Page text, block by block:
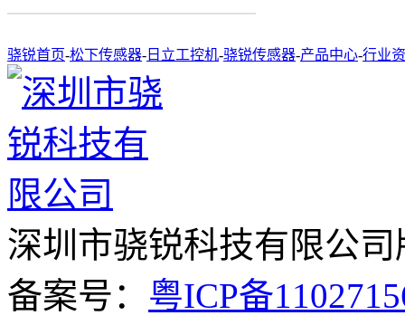
骁锐首页-松下传感器- 日立工控机-骁锐传感器-产品中心-行业
深圳市骁锐科技有限公司
备案号： 粤ICP备